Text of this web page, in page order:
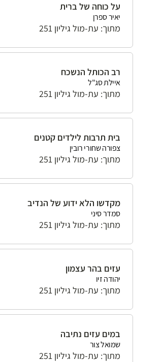
על כוחה של ברית
יאיר ספרן
מתוך: עת-מול גיליון 251
רב הכותל הנשכח
איילת סג"ל
מתוך: עת-מול גיליון 251
בית תרבות לילדים קטנים
צפורה שחורי רובין
מתוך: עת-מול גיליון 251
מקדשו הלא ידוע של הנדיב
סמדר סיני
מתוך: עת-מול גיליון 251
עזים בהר עצמון
יהודה זיו
מתוך: עת-מול גיליון 251
במים עזים נתיבה
שמואל צור
מתוך: עת-מול גיליון 251